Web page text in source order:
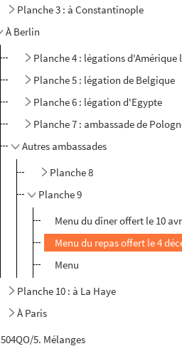
Planche 3 : à Constantinople
À Berlin
Planche 4 : légations d'Amérique
Planche 5 : légation de Belgique
Planche 6 : légation d'Egypte
Planche 7 : ambassade de
Autres ambassades
Planche 8
Planche 9
Menu du dîner offert le 10
Menu du repas offert le 4
Menu
Planche 10 : à La Haye
À Paris
504QO/5. Mélanges